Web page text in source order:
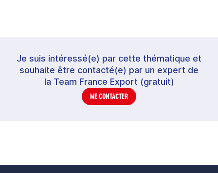
Je suis intéressé(e) par cette thématique et
souhaite être contacté(e) par un expert de
la Team France Export (gratuit)
ME CONTACTER